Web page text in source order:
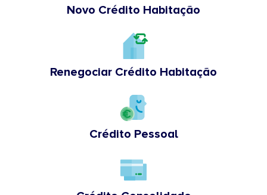
Novo Crédito Habitação
Renegociar Crédito Habitação
Crédito Pessoal